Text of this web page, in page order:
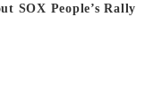
SOX People’s Rally